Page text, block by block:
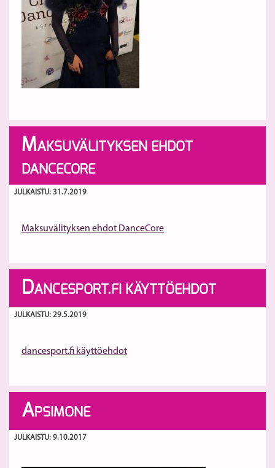
MAKSUVÄLITYKSEN EHDOT
DANCECORE
JULKAISTU: 31.7.2019
Maksuvälityksen ehdot DanceCore
DANCESPORT.FI KÄYTTÖEHDOT
JULKAISTU: 29.5.2019
dancesport.fi käyttöehdot
APSIMONE
JULKAISTU: 9.10.2017